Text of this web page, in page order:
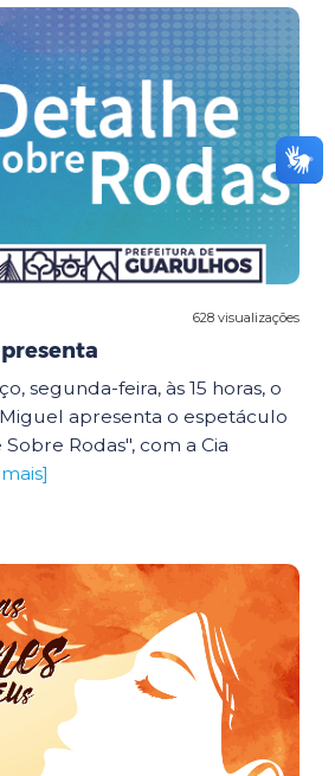
628 visualizações
segunda-feira, às 15 horas, o
apresenta o espetáculo
Rodas", com a Cia